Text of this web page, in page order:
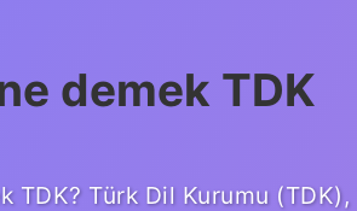
demek TDK
TDK? Türk Dil Kurumu